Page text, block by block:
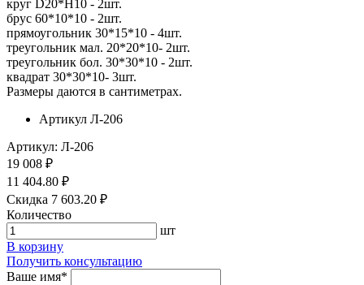
круг D20*H10 - 2шт.
брус 60*10*10 - 2шт.
прямоугольник 30*15*10 - 4шт.
треугольник мал. 20*20*10- 2шт.
треугольник бол. 30*30*10 - 2шт.
квадрат 30*30*10- 3шт.
Размеры даются в сантиметрах.
Артикул Л-206
Артикул: Л-206
19 008 ₽
11 404.80 ₽
Скидка 7 603.20 ₽
Количество
шт
В корзину
Получить консультацию
Ваше имя*